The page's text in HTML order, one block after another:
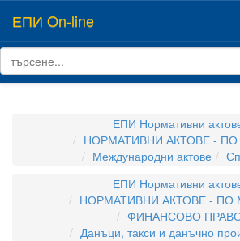
ЕПИ On-line
ЕПИ Нормативни
НОРМАТИВНИ АКТОВЕ -
Международни актове
ЕПИ Нормативни
НОРМАТИВНИ АКТОВЕ - ПО
ФИНАНСОВО
Данъци, такси и данъчно